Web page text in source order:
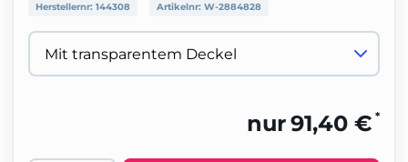
Herstellernr: 144308 Artikelnr: W-2884828
nur91,40 € *